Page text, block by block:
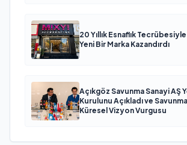
20 Yıllık Esnaflık
Yeni Bir Marka Kazandırdı
Açıkgöz Savunma Sanayi AŞ
Kurulunu Açıkladı ve
Küresel Vizyon Vurgusu